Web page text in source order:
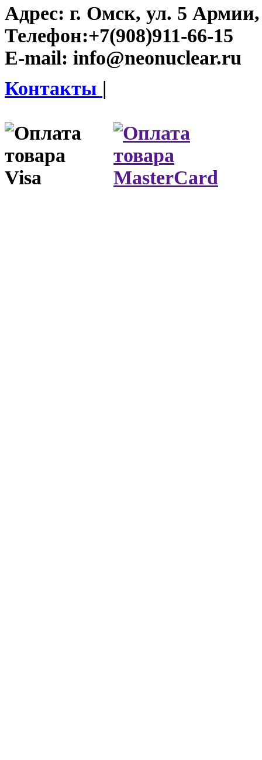
Адрес: г. Омск, ул. 5 Армии,
Телефон:+7(908)911-66-15
E-mail: info@neonuclear.ru
Контакты |